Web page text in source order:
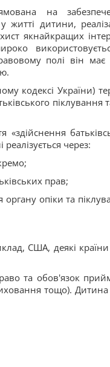
на
житті дитини,
якнайкращих
полі він має
кодексі України)
піклування
«здійснення
через:
прав;
опіки та
США, деякі
та обов'язок
тощо).